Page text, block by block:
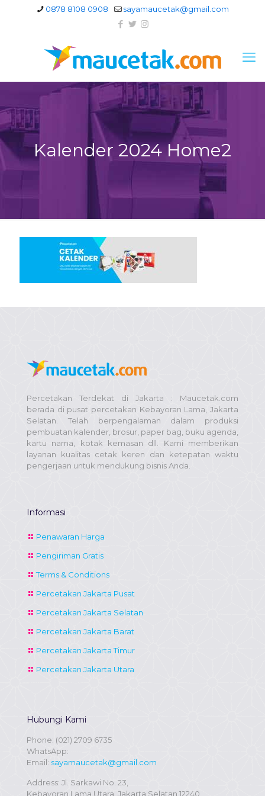
0878 8108 0908 sayamaucetak@gmail.com
Kalender 2024 Home2
Percetakan Terdekat di Jakarta : Maucetak.com
berada di pusat percetakan Kebayoran Lama, Jakarta
Selatan. Telah berpengalaman dalam produksi
pembuatan kalender, brosur, paper bag, buku agenda,
kartu nama, kotak kemasan dll. Kami memberikan
layanan kualitas cetak keren dan ketepatan waktu
pengerjaan untuk mendukung bisnis Anda.
Informasi
Penawaran Harga
Pengiriman Gratis
Terms & Conditions
Percetakan Jakarta Pusat
Percetakan Jakarta Selatan
Percetakan Jakarta Barat
Percetakan Jakarta Timur
Percetakan Jakarta Utara
Hubungi Kami
Phone: (021) 2709 6735
WhatsApp:
Email: sayamaucetak@gmail.com
Address: Jl. Sarkawi No. 23,
Kebayoran Lama Utara, Jakarta Selatan 12240